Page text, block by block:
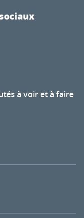
à voir et à faire